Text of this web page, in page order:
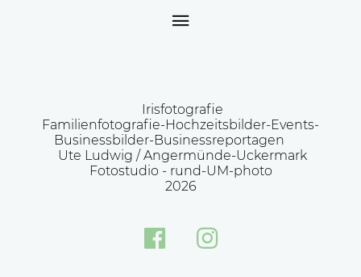
Irisfotografie
Familienfotografie-Hochzeitsbilder-Events-
Businessbilder-Businessreportagen
Ute Ludwig / Angermünde-Uckermark
Fotostudio - rund-UM-photo
2026